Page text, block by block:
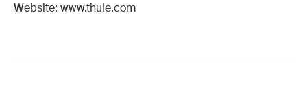
Website: www.thule.com